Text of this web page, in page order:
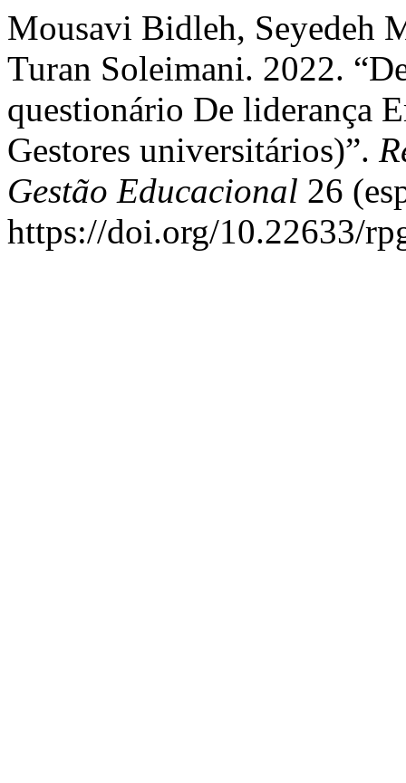
Mousavi Bidleh, Seyedeh
Turan Soleimani. 2022.
questionário De liderança
Gestores universitários)”.
Gestão Educacional 26
https://doi.org/10.22633/